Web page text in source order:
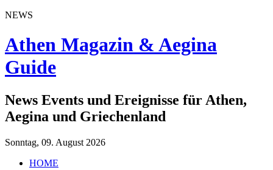
NEWS
Athen Magazin & Aegina
Guide
News Events und Ereignisse für Athen,
Aegina und Griechenland
Sonntag, 09. August 2026
HOME